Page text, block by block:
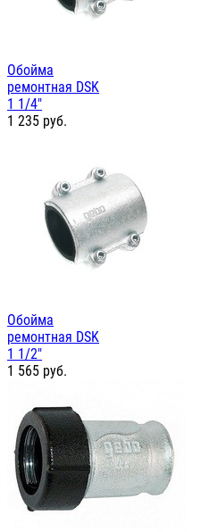
Обойма
ремонтная DSK
1 1/4"
1 235 руб.
Обойма
ремонтная DSK
1 1/2"
1 565 руб.